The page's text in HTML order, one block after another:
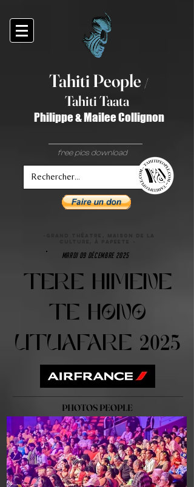
Tahiti People /
Tahiti Taata
Philippe & Mailee Collignon
free pics download
mardi 09 décembre 2025
TERE HIMENE
TE HONO
UTUAFARE 2025
PHOTOS PEOPLE